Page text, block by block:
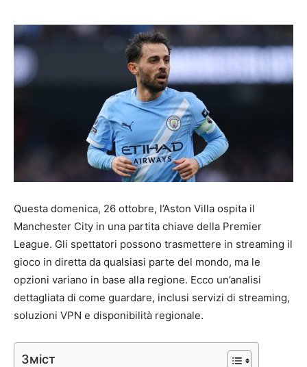
Questa domenica, 26 ottobre, l’Aston Villa ospita il
Manchester City in una partita chiave della Premier
League. Gli spettatori possono trasmettere in streaming il
gioco in diretta da qualsiasi parte del mondo, ma le
opzioni variano in base alla regione. Ecco un’analisi
dettagliata di come guardare, inclusi servizi di streaming,
soluzioni VPN e disponibilità regionale.
Зміст